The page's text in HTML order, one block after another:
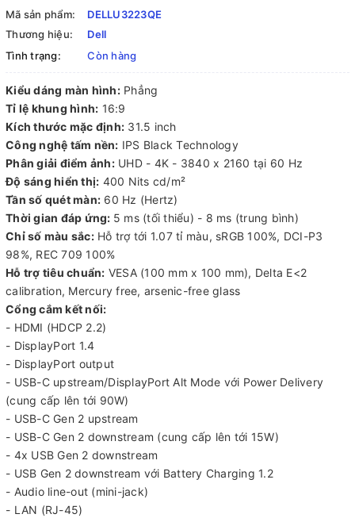
Mã sản phẩm:
DELLU3223QE
Thương hiệu:
Dell
Tình trạng:
Còn hàng
Kiểu dáng màn hình:Phẳng
Tỉ lệ khung hình: 16:9
Kích thước mặc định: 31.5 inch
Công nghệ tấm nền: IPS Black Technology
Phân giải điểm ảnh:UHD - 4K - 3840 x 2160 tại 60 Hz
Độ sáng hiển thị: 400 Nits cd/m²
Tần số quét màn: 60 Hz (Hertz)
Thời gian đáp ứng: 5 ms (tối thiểu) - 8 ms (trung bình)
Chỉ số màu sắc:Hỗ trợ tới 1.07 tỉ màu, sRGB 100%, DCI-P3
98%, REC 709 100%
Hỗ trợ tiêu chuẩn: VESA (100 mm x 100 mm), Delta E<2
calibration, Mercury free, arsenic-free glass
Cổng cắm kết nối:
- HDMI (HDCP 2.2)
- DisplayPort 1.4
- DisplayPort output
- USB-C upstream/DisplayPort Alt Mode với Power Delivery
(cung cấp lên tới 90W)
- USB-C Gen 2 upstream
- USB-C Gen 2 downstream (cung cấp lên tới 15W)
- 4x USB Gen 2 downstream
- USB Gen 2 downstream với Battery Charging 1.2
- Audio line-out (mini-jack)
- LAN (RJ-45)